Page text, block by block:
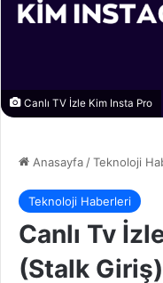
Canlı TV İzle Kim Insta Pro
Anasayfa/Teknoloji
Teknoloji Haberleri
Canlı Tv
(Stalk Giriş)